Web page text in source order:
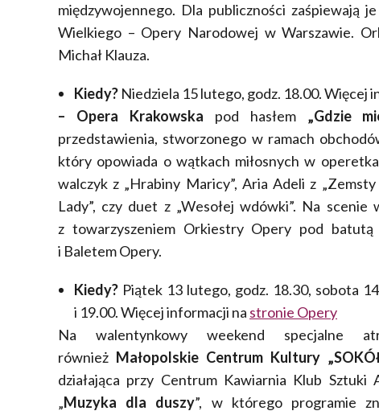
międzywojennego. Dla publiczności zaśpiewają
Wielkiego – Opery Narodowej w Warszawie.
Michał Klauza.
Kiedy? Niedziela 15 lutego, godz. 18.00. Więcej
– Opera Krakowska pod hasłem „Gdzie
przedstawienia, stworzonego w ramach
który opowiada o wątkach miłosnych w
walczyk z „Hrabiny Maricy”, Aria Adeli z
Lady”, czy duet z „Wesołej wdówki”. Na
z towarzyszeniem Orkiestry Opery pod
i Baletem Opery.
Kiedy? Piątek 13 lutego, godz. 18.30, sobota
i 19.00. Więcej informacji na stronie Opery
Na walentynkowy weekend specjalne
również Małopolskie Centrum Kultury
działająca przy Centrum Kawiarnia Klub Sztuki
„Muzyka dla duszy”, w którego programie